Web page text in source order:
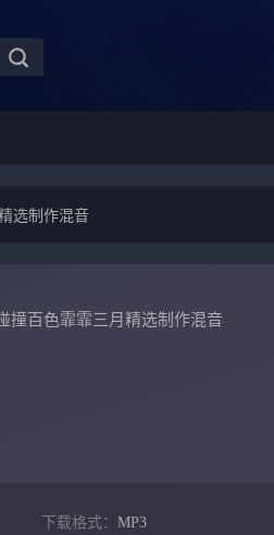
选制作混音
撞百色霏霏三月精选制作混音
下载格式： MP3